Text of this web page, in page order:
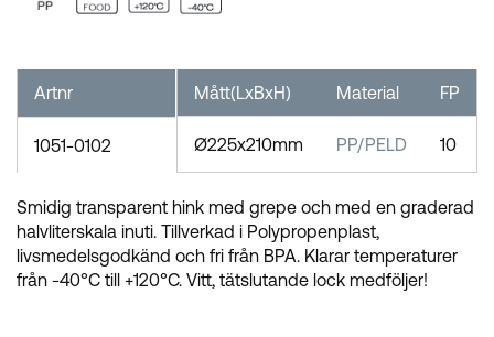
Mått(LxBxH) Material FP
Ø225x210mm PP/PELD 10
Artnr
1051-0102
Smidig transparent hink med grepe och med en graderad
halvliterskala inuti. Tillverkad i Polypropenplast,
livsmedelsgodkänd och fri från BPA. Klarar temperaturer
från -40°C till +120°C. Vitt, tätslutande lock medföljer!